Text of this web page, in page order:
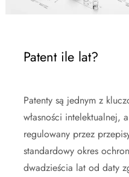
Patent ile lat?
Patenty są jednym z
własności intelektualnej,
regulowany przez
standardowy okres
dwadzieścia lat od daty